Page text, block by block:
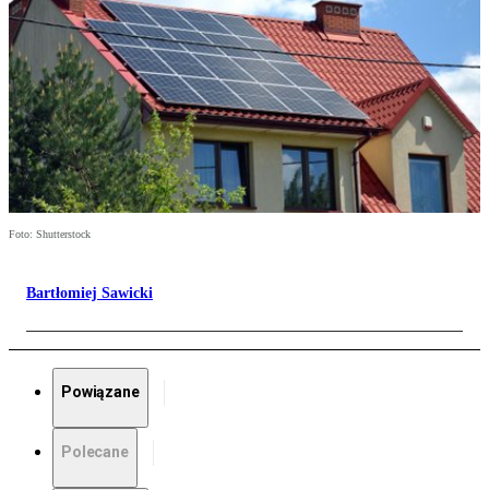
Foto: Shutterstock
Bartłomiej Sawicki
Powiązane
Polecane